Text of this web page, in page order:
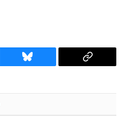
Bluesky
Copy